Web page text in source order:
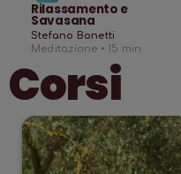
Rilassamento e
Savasana
Stefano Bonetti
Meditazione • 15 min
Corsi